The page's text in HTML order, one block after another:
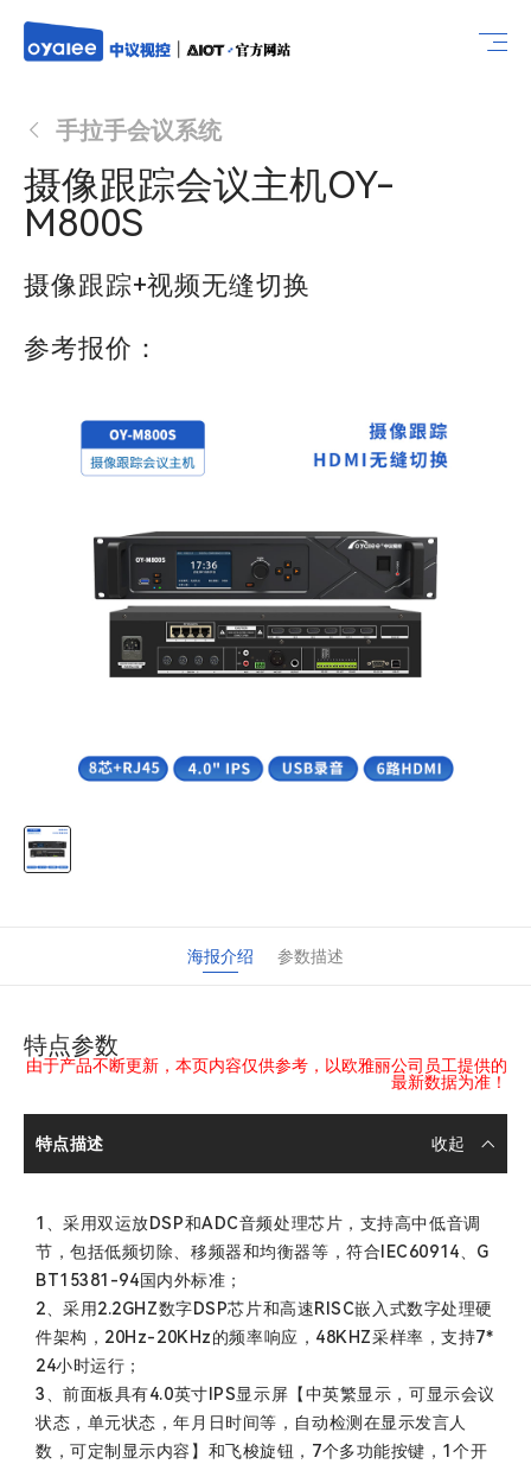
手拉手会议系统
摄像跟踪会议主机OY-
M800S
摄像跟踪+视频无缝切换
参考报价：
海报介绍 参数描述
特点参数
由于产品不断更新，本页内容仅供参考，以欧雅丽公司员工提供的
最新数据为准！
特点描述
1、采用双运放DSP和ADC音频处理芯片，支持高中低音调
节，包括低频切除、移频器和均衡器等，符合IEC60914、G
BT15381-94国内外标准；
2、采用2.2GHZ数字DSP芯片和高速RISC嵌入式数字处理硬
件架构，20Hz-20KHz的频率响应，48KHZ采样率，支持7*
24小时运行；
3、前面板具有4.0英寸IPS显示屏【中英繁显示，可显示会议
状态，单元状态，年月日时间等，自动检测在显示发言人
数，可定制显示内容】和飞梭旋钮，7个多功能按键，1个开